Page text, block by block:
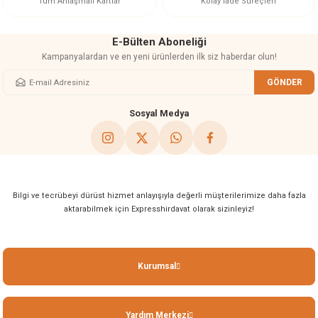
E-Bülten Aboneliği
Kampanyalardan ve en yeni ürünlerden ilk siz haberdar olun!
GÖNDER
Sosyal Medya
Bilgi ve tecrübeyi dürüst hizmet anlayışıyla değerli müşterilerimize daha fazla
aktarabilmek için Expresshirdavat olarak sizinleyiz!
Kurumsal
Yardım Merkezi